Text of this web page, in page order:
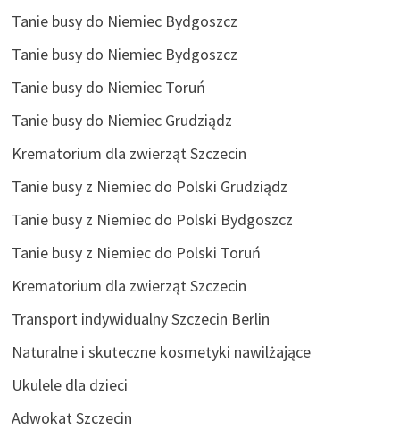
Tanie busy do Niemiec Bydgoszcz
Tanie busy do Niemiec Bydgoszcz
Tanie busy do Niemiec Toruń
Tanie busy do Niemiec Grudziądz
Krematorium dla zwierząt Szczecin
Tanie busy z Niemiec do Polski Grudziądz
Tanie busy z Niemiec do Polski Bydgoszcz
Tanie busy z Niemiec do Polski Toruń
Krematorium dla zwierząt Szczecin
Transport indywidualny Szczecin Berlin
Naturalne i skuteczne kosmetyki nawilżające
Ukulele dla dzieci
Adwokat Szczecin